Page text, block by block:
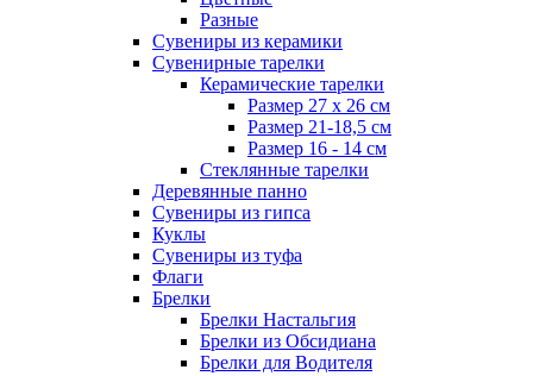
Разные
Сувениры из керамики
Сувенирные тарелки
Керамические тарелки
Размер 27 х 26 см
Размер 21-18,5 см
Размер 16 - 14 см
Стеклянные тарелки
Деревянные панно
Сувениры из гипса
Куклы
Сувениры из туфа
Флаги
Брелки
Брелки Настальгия
Брелки из Обсидиана
Брелки для Водителя